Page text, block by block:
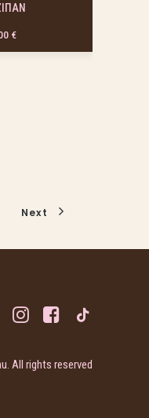
€Price range: 6,00 € through
Next
All rights reserved